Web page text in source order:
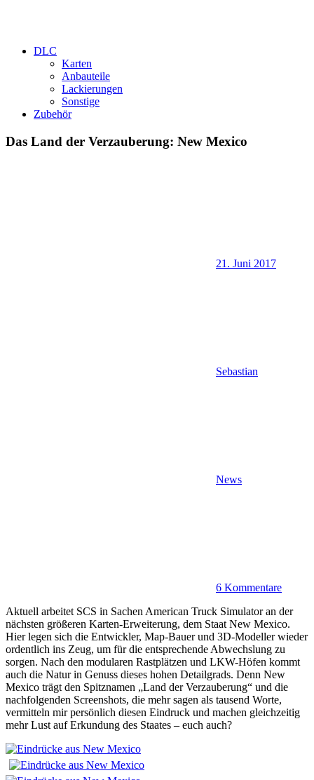
DLC
Karten
Anbauteile
Lackierungen
Sonstige
Zubehör
Das Land der Verzauberung: New Mexico
21. Juni 2017
Sebastian
News
6 Kommentare
Aktuell arbeitet SCS in Sachen American Truck Simulator an der
nächsten größeren Karten-Erweiterung, dem Staat New Mexico.
Hier legen sich die Entwickler, Map-Bauer und 3D-Modeller wieder
ordentlich ins Zeug, um für die entsprechende Abwechslung zu
sorgen. Nach den modularen Rastplätzen und LKW-Höfen kommt
auch die Natur in Genuss dieses hohen Detailgrads. Denn New
Mexico trägt den Spitznamen „Land der Verzauberung“ und die
nachfolgenden Screenshots, die mehr sagen als tausend Worte,
vermitteln mir persönlich diesen Eindruck und machen gleichzeitig
mehr Lust auf Erkundung des Staates – euch auch?